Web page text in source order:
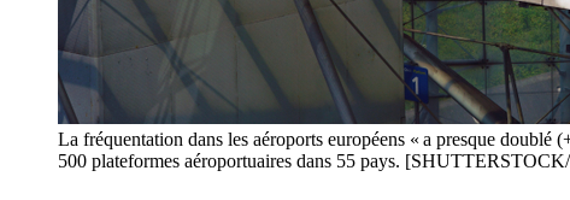
La fréquentation dans les aéroports européens « a presque
500 plateformes aéroportuaires dans 55 pays.